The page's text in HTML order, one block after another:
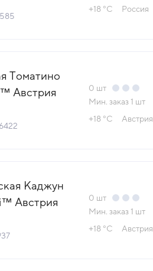
(+18°С)
+18 °С
Россия
Томатино
Австрия
0 шт
Мин. заказ 1 шт
+18 °С
Австрия
Каджун
Австрия
0 шт
Мин. заказ 1 шт
+18 °С
Австрия